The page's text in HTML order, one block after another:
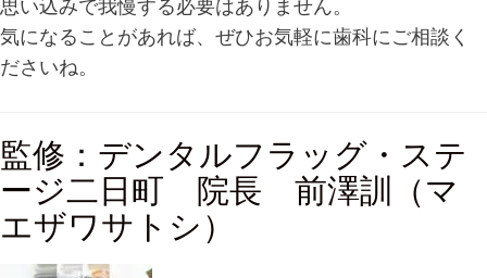
気になることがあれば、ぜひお気軽に歯科にご相談く
ださいね。
監修：デンタルフラッグ・ステ
ージ二日町 院長 前澤訓（マ
エザワサトシ）